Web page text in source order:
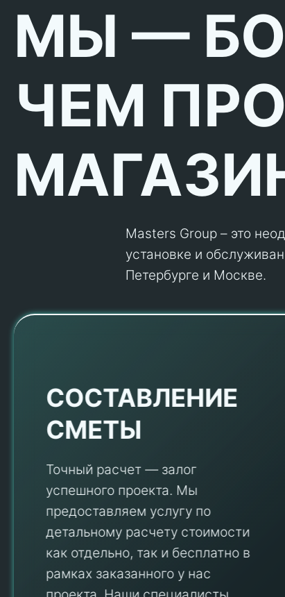
МЫ —
ЧЕМ
Masters Group – это
установке и
Петербурге и Москве.
СОСТАВЛЕНИЕ
СМЕТЫ
Точный расчет — залог
успешного проекта. Мы
предоставляем услугу по
детальному расчету стоимости
как отдельно, так и бесплатно в
рамках заказанного у нас